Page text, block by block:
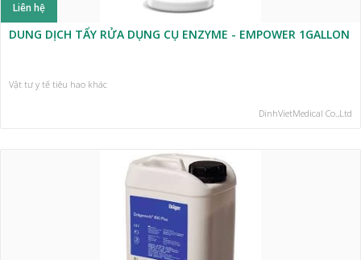
Liên hệ
DUNG DỊCH TẨY RỬA DỤNG CỤ ENZYME - EMPOWER 1GALLON
Vật tư y tế tiêu hao khác
DinhVietMedical Co.,Ltd